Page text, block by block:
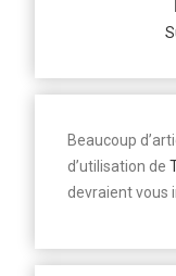
Beaucoup
d’utilisation de
devraient vous